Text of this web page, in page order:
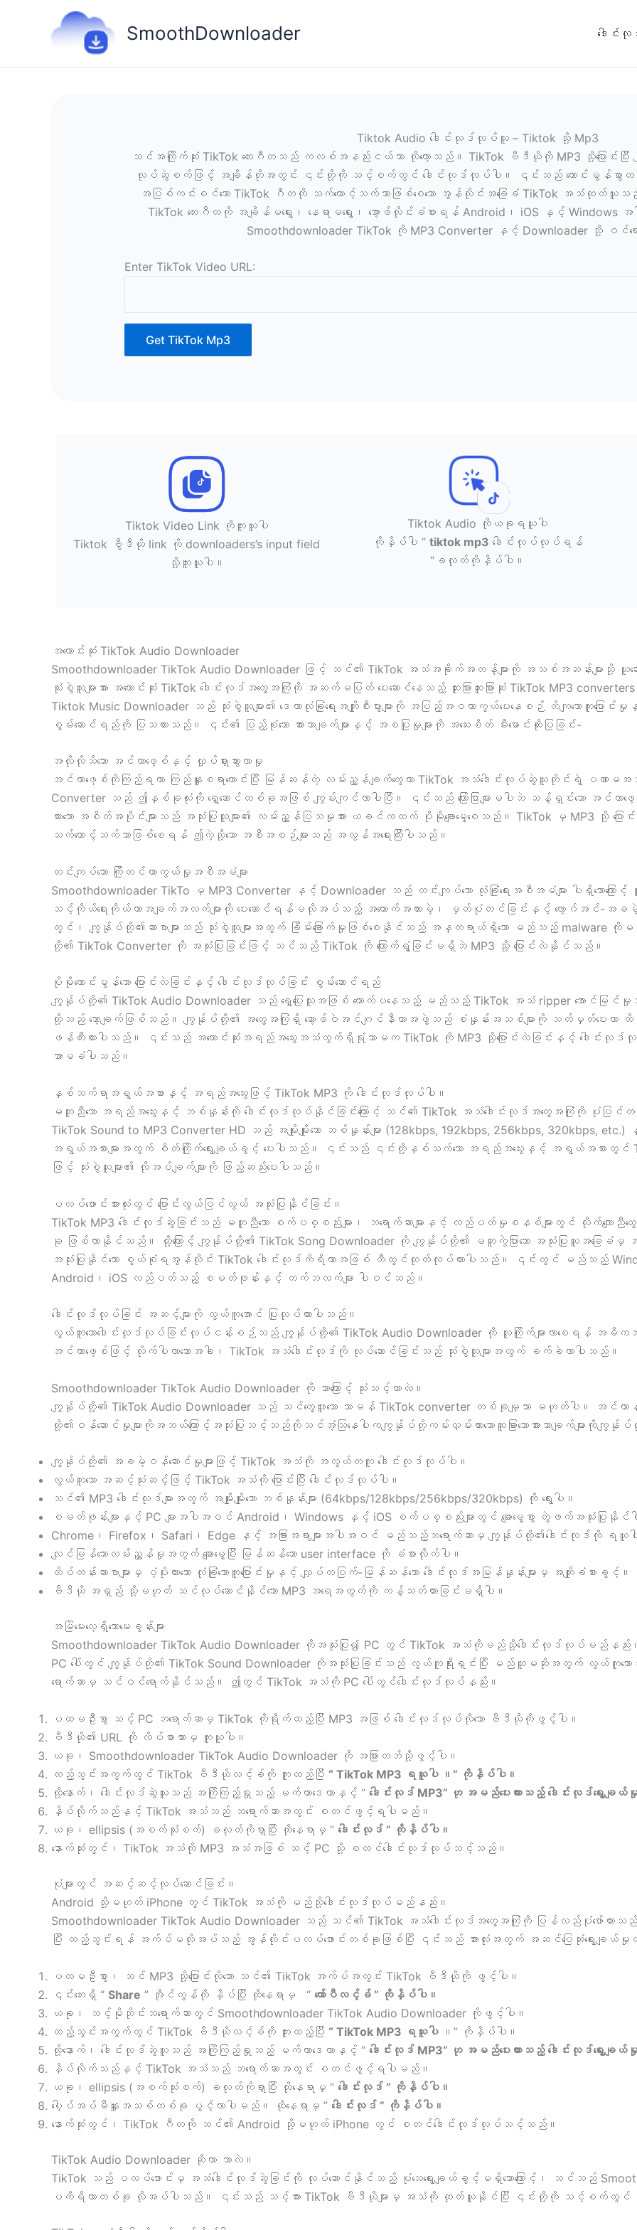
SmoothDownloader ဒေါင်း
Tiktok Audio ဒေါင်းလုဒ်လုပ်သူ – Tiktok သို့ Mp3
သင်အကြိုက်ဆုံး TikTok တေးဂီတသည် ကလစ်အနည်းငယ်သာ လိုတော့သည်။ TikTok ဗီဒီယိုကို MP3 သို့ပြောင်းပြီး က
လုပ်ဆွဲစက်ဖြင့် အချိန်တိုအတွင်း ၎င်းတို့ကို သင့်စက်တွင် ဒေါင်းလုဒ်လုပ်ပါ။ ၎င်းသည် ကောင်းမွန်စွာတည်ဆေ
အပြစ်ကင်းစင်သော TikTok ဂီတကို သက်တောင့်သက်သာဖြစ်စေသော အွန်လိုင်းအခြေခံ TikTok အသံထုတ်
TikTok တေးဂီတကို အချိန်မရွေး၊ နေရာမရွေး၊ အော့ဖ်လိုင်းခံစားရန် Android၊ iOS နှင့်
Smoothdownloader TikTok ကို MP3 Converter နှင့် Downloader သို့ ဝင်ရ
Enter TikTok Video URL:
Get TikTok Mp3
Tiktok Video Link ကိုကူးယူပါ
Tiktok ဗွီဒီယို link ကို downloaders’s input field
သို့ကူးယူပါ။
Tiktok Audio ကိုယခုရယူပါ
ကိုနှိပ်ပါ ” tiktok mp3 ဒေါင်းလုပ်လုပ်ရန်
“ခလုတ်ကိုနှိပ်ပါ။
အကောင်းဆုံး TikTok Audio Downloader
Smoothdownloader TikTok Audio Downloader ဖြင့် သင်၏ TikTok အသံအခိုက်အတန့်များကို အသစ်အဆန်းမျာ
သုံးစွဲသူများအား အကောင်းဆုံး TikTok ဒေါင်းလုဒ်အတွေ့အကြုံကို အဆက်မပြတ် ပေးဆောင်နေသည့် ထူးခြားထူးခြားဆုံး TikTok MP3
Tiktok Music Downloader သည် သုံးစွဲသူများ၏ ဒေတာလုံခြုံရေးအကျိုးစီးပွားများကို အပြည့်အဝကာကွယ်ပေးနေစဉ် တိကျသောကူးပြောင်
စွမ်းဆောင်ရည်ကို ပြသထားသည်။ ၎င်း၏ ပြည့်စုံသော အားသာချက်များနှင့် အစပြုမှုများကို အသေးစိတ် မီးမောင်းထိုးပြခြင်း-
အလိုလိုသိသော အင်တာဖေ့စ်နှင့် လှုပ်ရှားသွားလာမှု
အင်တာဖေ့စ်ကိုကြည့်ရတာ ကြည်နူးစရာကောင်းပြီး မြန်ဆန်တဲ့ လမ်းညွှန်ချက်တွေဟာ TikTok အသံဒေါင်းလုပ်ဆွဲသူတိုင်းရဲ့ ပ
Converter သည် ဤနှစ်ခုလုံးကို ရှေ့ဆောင်တစ်ခုအဖြစ် ကျွမ်းကျင်လာပါပြီ။ ၎င်းသည် ကြော်ငြာများမပါဘဲ သန့်ရှင်းသေ
ထားသော အစိတ်အပိုင်းများသည် အသုံးပြုသူများ၏ လမ်းညွှန်ပြသမှုအား ယခင်ကထက် ပိုမိုချောမွေ့စေသည်။ TikTok မှ MP3 သို့ ပြောင်း
သက်တောင့်သက်သာဖြစ်စေရန် ဤကဲ့သို့သော အစီအစဉ်များသည် အလွန်အရေးကြီးပါသည်။
တင်းကျပ်သော ကြိုတင်ကာကွယ်မှုအစီအမံများ
Smoothdownloader TikTo မှ MP3 Converter နှင့် Downloader သည် တင်းကျပ်သော လုံခြုံရေးအစီအမံများ ပါရှိသော
သင့်ကိုယ်ရေးကိုယ်တာအချက်အလက်များကို ပေးဆောင်ရန်မလိုအပ်သည့် အထောက်အထားမဲ့၊ မှတ်ပုံတင်ခြင်းနှင့် လော့ဂ်အင်-အ
တွင်၊ ကျွန်ုပ်တို့၏ဆာဗာများသည် သုံးစွဲသူများအတွက် ခြိမ်းခြောက်မှုဖြစ်စေနိုင်သည့် အန္တရာယ်ရှိသော မည်သည့်
တို့၏ TikTok Converter ကို အသုံးပြုခြင်းဖြင့် သင်သည် TikTok ကို ကြောက်ရွံ့ခြင်းမရှိဘဲ MP3 သို့ ပြောင်းလဲနိုင်သည်။
ပိုမိုကောင်းမွန်သော ပြောင်းလဲခြင်းနှင့် ဒေါင်းလုဒ်လုပ်ခြင်း စွမ်းဆောင်ရည်
ကျွန်ုပ်တို့၏ TikTok Audio Downloader သည် ရှေ့ပြေးသူအဖြစ် တောက်ပနေသည့် မည်သည့် TikTok အသံ ripper အောင်မြင်မှု
တို့သည် သော့ချက်ဖြစ်သည်။ ကျွန်ုပ်တို့၏ အတွေ့အကြုံရှိ ဆော့ဖ်ဝဲအင်ဂျင်နီယာအဖွဲ့သည် စံနှုန်းအသစ်များကို သတ်မှတ်ပေးကာ ထိပ်တ
ဖန်တီးထားပါသည်။ ၎င်းသည် အကောင်းဆုံးအရည်အသွေးအသံထွက်ရှိရုံသာမက TikTok ကို MP3 သို့ပြောင်းလဲခြင်းနှင့် ဒေါင်းလုဒ်
အာမခံပါသည်။
နှစ်သက်ရာအရွယ်အစားနှင့် အရည်အသွေးဖြင့် TikTok MP3 ကို ဒေါင်းလုဒ်လုပ်ပါ။
မတူညီသော အရည်အသွေးနှင့် ဘစ်နှုန်းကို ဒေါင်းလုဒ်လုပ်နိုင်ခြင်းကြောင့် သင်၏ TikTok အသံဒေါင်းလုဒ်အတွေ့အကြုံကို ပုံပြင်တစ်
TikTok Sound to MP3 Converter HD သည် အမျိုးမျိုးသော ဘစ်နှုန်းများ (128kbps, 192kbps, 256kbps,
အရွယ်အစားများအတွက် စိတ်ကြိုက်ရွေးချယ်ခွင့် ပေးပါသည်။ ၎င်းသည် ၎င်းတို့နှစ်သက်သော အရည်အသွေးနှင့် အရွယ်အစားတွင်
ဖြင့် သုံးစွဲသူများ၏ လိုအပ်ချက်များကို ဖြည့်ဆည်းပေးပါသည်။
ပလပ်ဖောင်းအားလုံးတွင် ပြောင်းလွယ်ပြင်လွယ် အသုံးပြုနိုင်ခြင်း။
TikTok MP3 ဒေါင်းလုဒ်ဆွဲခြင်းသည် မတူညီသော စက်ပစ္စည်းများ၊ ဘရောက်ဆာများနှင့် လည်ပတ်မှုစနစ်များတွင် လိုက်လျ
ခု ဖြစ်လာနိုင်သည်။ ထို့ကြောင့် ကျွန်ုပ်တို့၏ TikTok Song Downloader ကို ကျွန်ုပ်တို့၏ မတူကွဲပြားသော အသုံးပြုသူအခြေခံ
အသုံးပြုနိုင်သော စွယ်စုံရအွန်လိုင်း TikTok ဒေါင်းလုဒ်ကိရိယာအဖြစ် တီထွင်ထုတ်လုပ်ထားပါသည်။ ၎င်းတွင် မည်သည့်
Android၊ iOS လည်ပတ်သည့် စမတ်ဖုန်းနှင့် တက်ဘလက်များ ပါဝင်သည်။
ဒေါင်းလုဒ်လုပ်ခြင်း အဆင့်များကို လွယ်ကူအောင် ပြုလုပ်ထားပါသည်။
လွယ်ကူသောဒေါင်းလုဒ်လုပ်ခြင်းလုပ်ငန်းစဉ်သည် ကျွန်ုပ်တို့၏ TikTok Audio Downloader ကို လူကြိုက်များလာစေရန်
အင်တာဖေ့စ်ဖြင့် လိုက်ပါလာသောအခါ၊ TikTok အသံဒေါင်းလုဒ်ကို လုပ်ဆောင်ခြင်းသည် သုံးစွဲသူများအတွက် ခက်ခဲလာပါသည်။
Smoothdownloader TikTok Audio Downloader ကို ဘာကြောင့် သုံးသင့်တာလဲ။
ကျွန်ုပ်တို့၏ TikTok Audio Downloader သည် သင်တွေ့ဖူးသော သာမန် TikTok converter တစ်ခုမျှသာ မဟုတ်ပါ။ အင်တာနက်ပေ
တို့၏ဝန်ဆောင်မှုများကိုအဘယ်ကြောင့်အသုံးပြုသင့်သည်ကိုသင်အံ့သြနေပါကကျွန်ုပ်တို့ကမ်းလှမ်းထားသောထူးခြားသောအားသာချက်များကိုကျွ
ကျွန်ုပ်တို့၏ အခမဲ့ဝန်ဆောင်မှုများဖြင့် TikTok အသံကို အလွယ်တကူ ဒေါင်းလုဒ်လုပ်ပါ။
လွယ်ကူသော အဆင့်သုံးဆင့်ဖြင့် TikTok အသံကို ပြောင်းပြီး ဒေါင်းလုဒ်လုပ်ပါ။
သင်၏ MP3 ဒေါင်းလုဒ်များအတွက် အမျိုးမျိုးသော ဘစ်နှုန်းများ (64kbps/128kbps/256kbps/320kbps) ကို ရွေးပါ။
စမတ်ဖုန်းများနှင့် PC များအပါအဝင် Android၊ Windows နှင့် iOS စက်ပစ္စည်းများတွင် ချောမွေ့စွာ တွဲဖက်အသုံးပြုနို
Chrome၊ Firefox၊ Safari၊ Edge နှင့် အခြားအရာများအပါအဝင် မည်သည့်ဘရောက်ဆာမှ ကျွန်ုပ်တို့၏ဒေါင်းလုဒ်ကို ရယူပ
လျင်မြန်သောလမ်းညွှန်မှုအတွက် ချောမွေ့ပြီး မြန်ဆန်သော user interface ကို ခံစားလိုက်ပါ။
ထိပ်တန်းဆာဗာများမှ ပံ့ပိုးထားသော လုံခြုံသောကူးပြောင်းမှုနှင့် လျှပ်တပြက်-မြန်ဆန်သော ဒေါင်းလုဒ်အမြန်နှုန်းများမှ အကျိုးခံစားခွင့်။
ဗီဒီယို အရှည် သို့မဟုတ် သင်လုပ်ဆောင်နိုင်သော MP3 အရေအတွက်ကို ကန့်သတ်ထားခြင်းမရှိပါ။
အမြဲမေးလေ့ရှိသောမေးခွန်းများ
Smoothdownloader TikTok Audio Downloader ကိုအသုံးပြု၍ PC တွင် TikTok အသံကိုမည်သို့ဒေါင်းလုဒ်လုပ်မည်နည်း။
PC ပေါ်တွင် ကျွန်ုပ်တို့၏ TikTok Sound Downloader ကိုအသုံးပြုခြင်းသည် လွယ်ကူရိုးရှင်းပြီး မည်သူမဆိုအတွက် လွယ်
ရောက်ဆာမှ သင်ဝင်ရောက်နိုင်သည်။ ဤတွင် TikTok အသံကို PC ပေါ်တွင်ဒေါင်းလုဒ်လုပ်နည်း။
ပထမဦးစွာ သင့် PC ဘရောက်ဆာမှ TikTok ကိုရိုက်ထည့်ပြီး MP3 အဖြစ် ဒေါင်းလုဒ်လုပ်လိုသော ဗီဒီယိုကိုဖွင့်ပါ။
ဗီဒီယို၏ URL ကို လိပ်စာဘားမှ ကူးယူပါ။
ယခု၊ Smoothdownloader TikTok Audio Downloader ကို အခြားတဘ်သို့ဖွင့်ပါ။
ထည့်သွင်းအကွက်တွင် TikTok ဗီဒီယိုလင့်ခ်ကို ကူးထည့်ပြီး “ TikTok MP3 ရယူပါ ။” ကိုနှိပ်ပါ။
ထို့နောက်၊ ဒေါင်းလုဒ်ဆွဲသူသည် အကြိုကြည့်ရှုသည့် မက်တာဒေတာနှင့် “ ဒေါင်းလုဒ် MP3” ဟု အမည်ပေးထားသည့် ဒေါင်းလုဒ်ရွေးခ
နှိပ်လိုက်သည်နှင့် TikTok အသံသည် ဘရောက်ဆာအတွင်း စတင်ဖွင့်ရပါမည်။
ယခု၊ ellipsis (အစက်သုံးစက်) ခလုတ်ကိုရှာပြီး ထိုနေရာမှ “ ဒေါင်းလုဒ် ” ကိုနှိပ်ပါ။
နောက်ဆုံးတွင်၊ TikTok အသံကို MP3 အသံအဖြစ် သင့် PC သို့ စတင်ဒေါင်းလုဒ်လုပ်သင့်သည်။
ပုံများတွင် အဆင့်ဆင့်လုပ်ဆောင်ခြင်း။
Android သို့မဟုတ် iPhone တွင် TikTok အသံကို မည်သို့ဒေါင်းလုဒ်လုပ်မည်နည်း။
Smoothdownloader TikTok Audio Downloader သည် သင်၏ TikTok အသံဒေါင်းလုဒ်အတွေ့အကြုံကို ပြန်လည်ပုံဖေ
ပြီး ထည့်သွင်းရန် အက်ပ်မလိုအပ်သည့် အွန်လိုင်းပလပ်ဖောင်းတစ်ခုဖြစ်ပြီး ၎င်းသည် အားလုံးအတွက် အဆင်ပြေဆုံးရွေးချယ်
ပထမဦးစွာ၊ သင် MP3 သို့ပြောင်းလိုသော သင်၏ TikTok အက်ပ်အတွင်း TikTok ဗီဒီယိုကို ဖွင့်ပါ။
၎င်းဘေးရှိ “ Share ” အိုင်ကွန်ကို နှိပ်ပြီး ထိုနေရာမှ “ ကော်ပီလင့်ခ် ” ကိုနှိပ်ပါ။
ယခု၊ သင့်မိုဘိုင်းဘရောက်ဆာတွင် Smoothdownloader TikTok Audio Downloader ကိုဖွင့်ပါ။
ထည့်သွင်းအကွက်တွင် TikTok ဗီဒီယိုလင့်ခ်ကို ကူးထည့်ပြီး “ TikTok MP3 ရယူပါ ။” ကိုနှိပ်ပါ။
ထို့နောက်၊ ဒေါင်းလုဒ်ဆွဲသူသည် အကြိုကြည့်ရှုသည့် မက်တာဒေတာနှင့် “ ဒေါင်းလုဒ် MP3” ဟု အမည်ပေးထားသည့် ဒေါင်းလုဒ်ရွေးခ
နှိပ်လိုက်သည်နှင့် TikTok အသံသည် ဘရောက်ဆာအတွင်း စတင်ဖွင့်ရပါမည်။
ယခု၊ ellipsis (အစက်သုံးစက်) ခလုတ်ကိုရှာပြီး ထိုနေရာမှ “ ဒေါင်းလုဒ် ” ကိုနှိပ်ပါ။
ပေါ့ပ်အပ်မီနူးအသစ်တစ်ခု ပွင့်လာပါမည်။ ထိုနေရာမှ ” ဒေါင်းလုဒ် ” ကိုနှိပ်ပါ။
နောက်ဆုံးတွင်၊ TikTok ဂီတကို သင်၏ Android သို့မဟုတ် iPhone တွင် စတင်ဒေါင်းလုဒ်လုပ်သင့်သည်။
TikTok Audio Downloader ဆိုတာ ဘာလဲ။
TikTok သည် ပလပ်ဖောင်းမှ အသံဒေါင်းလုဒ်ဆွဲခြင်းကို လုပ်ဆောင်နိုင်သည့် ပုံသေရွေးချယ်ခွင့်မရှိသောကြောင့်၊ သင်သည်
ပကိရိယာတစ်ခု လိုအပ်ပါသည်။ ၎င်းသည် သင့်အား TikTok ဗီဒီယိုများမှ အသံကို ထုတ်ယူနိုင်ပြီး ၎င်းတို့ကို သင့်စက်တွင်